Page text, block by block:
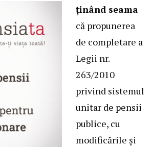
ţinând seama
că propunerea
de completare a
Legii nr.
263/2010
privind sistemul
unitar de pensii
publice, cu
modificările şi